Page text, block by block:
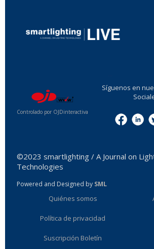
Controlado por OJDinteractiva
Síguenos en
©2023 smartlighting / A Journal on
Technologies
Powered and Designed by SML
Quiénes somos
Política de privacidad
Suscripción Boletín